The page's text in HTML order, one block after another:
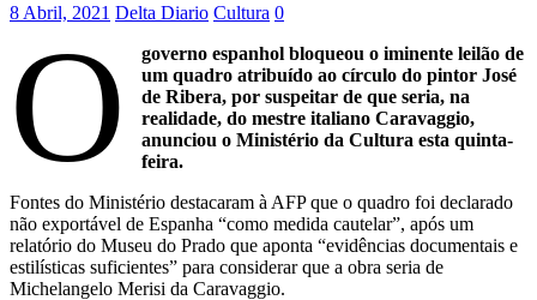
8 Abril, 2021 Delta Diario Cultura 0
O
governo espanhol bloqueou o iminente leilão de
um quadro atribuído ao círculo do pintor José
de Ribera, por suspeitar de que seria, na
realidade, do mestre italiano Caravaggio,
anunciou o Ministério da Cultura esta quinta-
feira.
Fontes do Ministério destacaram à AFP que o quadro foi declarado
não exportável de Espanha “como medida cautelar”, após um
relatório do Museu do Prado que aponta “evidências documentais e
estilísticas suficientes” para considerar que a obra seria de
Michelangelo Merisi da Caravaggio.